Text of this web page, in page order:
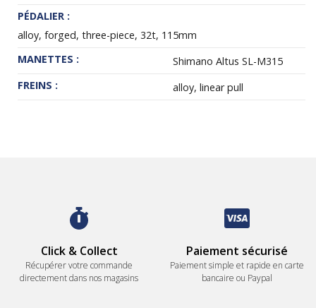
PÉDALIER :
alloy, forged, three-piece, 32t, 115mm
MANETTES :
Shimano Altus SL-M315
FREINS :
alloy, linear pull
Click & Collect
Récupérer votre commande
directement dans nos magasins
Paiement sécurisé
Paiement simple et rapide en carte
bancaire ou Paypal